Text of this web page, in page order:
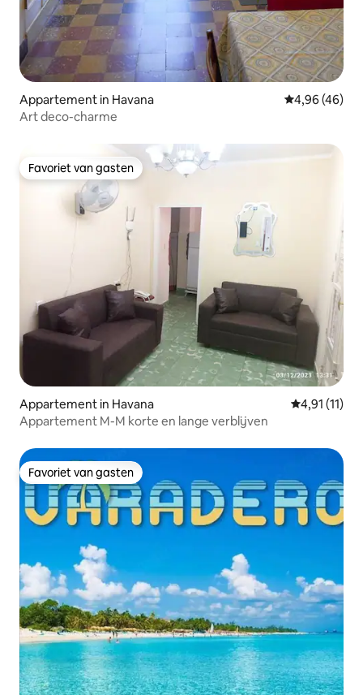
Appartement in Havana Gemiddelde
4,96 (46)
Art deco-charme
Favoriet van gasten
Favoriet van gasten
Appartement in Havana Gemiddelde
4,91 (11)
Appartement M-M korte en lange verblijven
Favoriet van gasten
Favoriet van gasten